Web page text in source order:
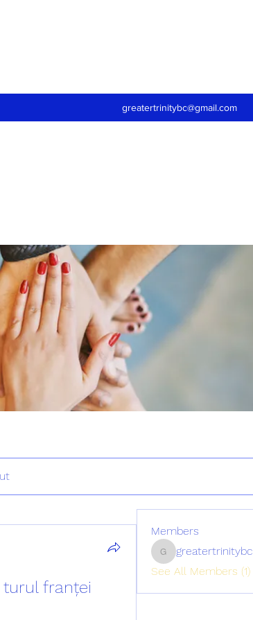
greatertrinitybc@gmail.com
turul franței
Members
greatertrinitybc
greatertrinitybc
See All Members (1)